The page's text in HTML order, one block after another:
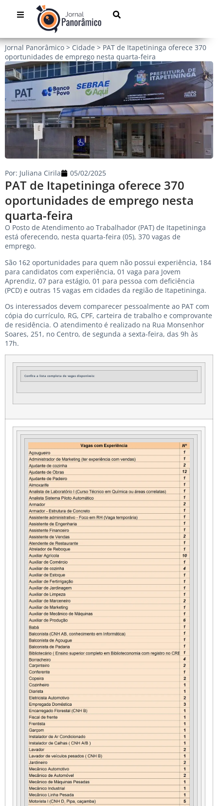
Jornal Panorâmico > Cidade > PAT de Itapetininga oferece 370
oportunidades de emprego nesta quarta-feira
PAT de Itapetininga oferece 370
oportunidades de emprego nesta
quarta-feira
Por: Juliana Cirila 05/02/2025
O Posto de Atendimento ao Trabalhador (PAT) de Itapetininga
está oferecendo, nesta quarta-feira (05), 370 vagas de
emprego.
São 162 oportunidades para quem não possui experiência, 184
para candidatos com experiência, 01 vaga para Jovem
Aprendiz, 07 para estágio, 01 para pessoa com deficiência
(PCD) e outras 15 vagas em cidades da região de Itapetininga.
Os interessados devem comparecer pessoalmente ao PAT com
cópia do currículo, RG, CPF, carteira de trabalho e comprovante
de residência. O atendimento é realizado na Rua Monsenhor
Soares, 251, no Centro, de segunda a sexta-feira, das 9h às
17h.
Confira a lista completa de vagas disponíveis: